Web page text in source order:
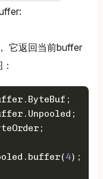
， 它返回当前buffer
4);